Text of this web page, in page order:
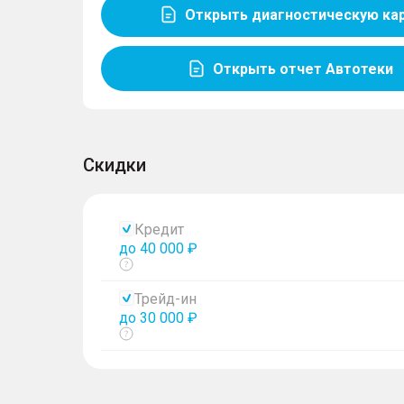
Открыть диагностическую
Открыть отчет Автотеки
Скидки
Кредит
до 40 000 ₽
Показать
Трейд-ин
до 30 000 ₽
Показать